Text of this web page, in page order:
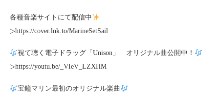
各種音楽サイトにて配信中
▷https://cover.lnk.to/MarineSetSail
視て聴く電子ドラッグ「Unison」 オリジナル曲公開中！
▷https://youtu.be/_VIeV_LZXHM
宝鐘マリン最初のオリジナル楽曲